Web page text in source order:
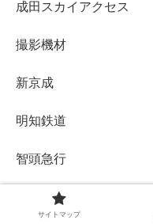
成田スカイアクセス
撮影機材
新京成
明知鉄道
智頭急行
未分類
サイトマップ